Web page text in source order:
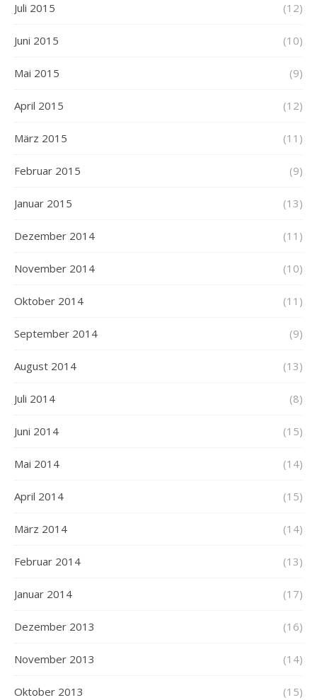
Juli 2015 (12)
Juni 2015 (10)
Mai 2015 (9)
April 2015 (12)
März 2015 (11)
Februar 2015 (9)
Januar 2015 (13)
Dezember 2014 (11)
November 2014 (10)
Oktober 2014 (11)
September 2014 (9)
August 2014 (13)
Juli 2014 (8)
Juni 2014 (15)
Mai 2014 (14)
April 2014 (15)
März 2014 (14)
Februar 2014 (13)
Januar 2014 (17)
Dezember 2013 (16)
November 2013 (14)
Oktober 2013 (15)